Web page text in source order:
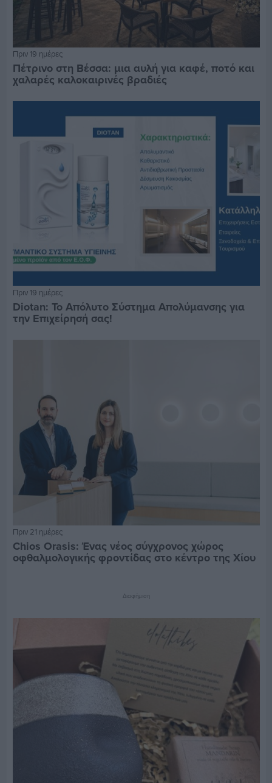
Πριν 19 ημέρες
Πέτρινο στη Βέσσα: μια αυλή για καφέ, ποτό και
χαλαρές καλοκαιρινές βραδιές
Πριν 19 ημέρες
Diotan: Το Απόλυτο Σύστημα Απολύμανσης για
την Επιχείρησή σας!
Πριν 21 ημέρες
Chios Orasis: Ένας νέος σύγχρονος χώρος
οφθαλμολογικής φροντίδας στο κέντρο της Χίου
Διαφήμιση